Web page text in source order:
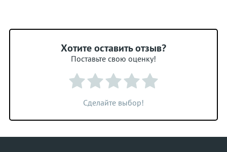
Хотите оставить отзыв?
Поставьте свою оценку!
Сделайте выбор!